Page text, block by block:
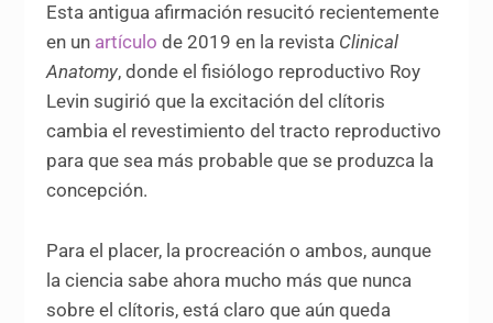
Esta antigua afirmación resucitó recientemente
en un artículo de 2019 en la revista Clinical
Anatomy, donde el fisiólogo reproductivo Roy
Levin sugirió que la excitación del clítoris
cambia el revestimiento del tracto reproductivo
para que sea más probable que se produzca la
concepción.
Para el placer, la procreación o ambos, aunque
la ciencia sabe ahora mucho más que nunca
sobre el clítoris, está claro que aún queda